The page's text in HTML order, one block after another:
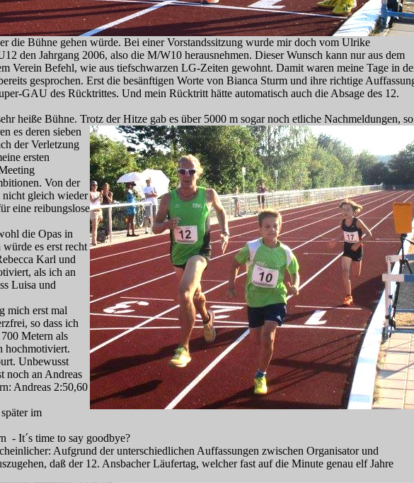
Bühne gehen würde. Bei einer Vorstandssitzung wurde mir doch vom Ulrike
den Jahrgang 2006, also die M/W10 herausnehmen. Dieser Wunsch kann nur aus dem
Verein Befehl, wie aus tiefschwarzen LG-Zeiten gewohnt. Damit waren meine Tage in
gesprochen. Erst die besänftigen Worte von Bianca Sturm und ihre richtige
GAU des Rücktrittes. Und mein Rücktritt hätte automatisch auch die Absage des 12.
heiße Bühne. Trotz der Hitze gab es über 5000 m sogar noch etliche Nachmeldungen, so
es deren sieben
der Verletzung
ersten
Von der
nicht gleich wieder
eine reibungslose
die Opas in
es erst recht
Karl und
als ich an
Luisa und
mich erst mal
so dass ich
Metern als
hochmotiviert.
Unbewusst
noch an Andreas
Andreas 2:50,60
im
- It´s time to say goodbye?
Aufgrund der unterschiedlichen Auffassungen zwischen Organisator und
daß der 12. Ansbacher Läufertag, welcher fast auf die Minute genau elf Jahre